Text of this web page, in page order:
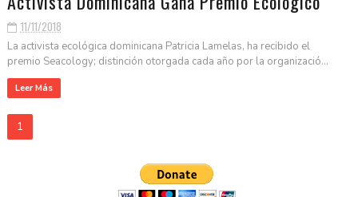
11/11/2018
La activista ecológica dominicana Patricia Lamelas, ha recibido el
premio Seacology; distinción otorgada cada año por la organizació...
Leer Más
1